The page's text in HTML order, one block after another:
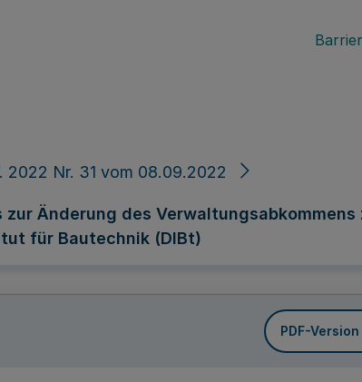
2022 Nr. 31 vom 08.09.2022
Änderung des
für Bautechnik (DIBt)
PDF-